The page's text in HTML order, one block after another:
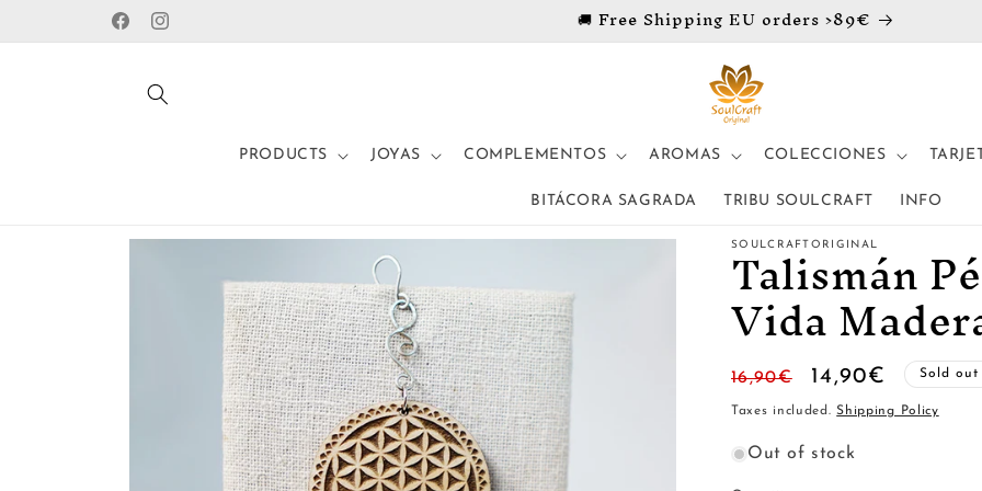
FacebookInstagram 🚚 Free Shipping EU orders >89€
PRODUCTS JOYAS COMPLEMENTOS AROMAS COLECCIONES
BITÁCORA SAGRADA TRIBU SOULCRAFT INFO
Skip to
information
SOULCRAFTORIGINAL
Talismán
Vida
Regular
price
16,90€
Sale
price
14,90€ Sold out
Taxes included.Shipping Policy
Out of stock